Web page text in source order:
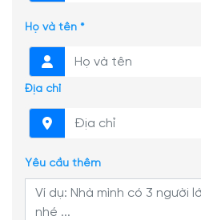
Họ và tên *
Địa chỉ
Yêu cầu thêm